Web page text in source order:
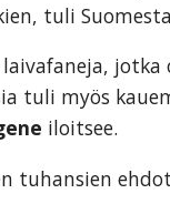
tuli
tuli myös
iloitsee.
tuhansien